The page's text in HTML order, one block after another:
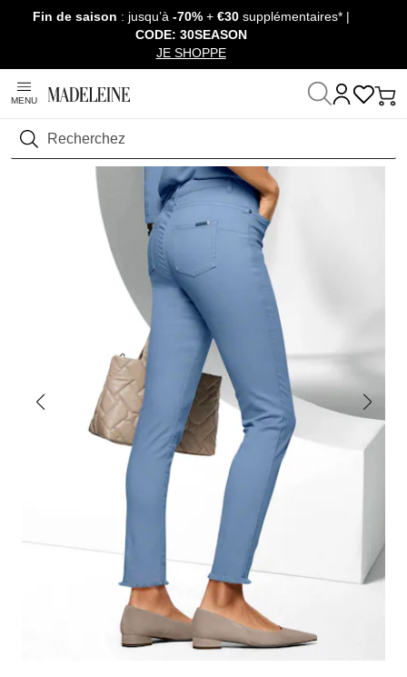
Passer la navigation, aller au contenu
Fin de saison : jusqu’à -70%+ €30 supplémentaires* |
CODE: 30SEASON
JE SHOPPE
MENU
Rechercher
Maison Prêt-à-Porter